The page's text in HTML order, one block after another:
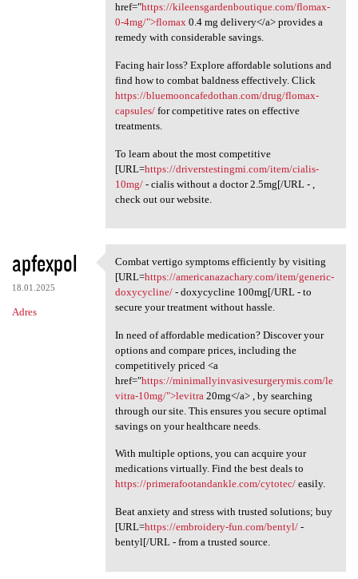
href="https://kileensgardenboutique.com/flomax-
0-4mg/">flomax0.4 mg delivery</a> provides a
remedy with considerable savings.
Facing hair loss? Explore affordable solutions and
find how to combat baldness effectively. Click
https://bluemooncafedothan.com/drug/flomax-
capsules/for competitive rates on effective
treatments.
To learn about the most competitive
[URL=https://driverstestingmi.com/item/cialis-
10mg/- cialis without a doctor 2.5mg[/URL - ,
check out our website.
apfexpol
18.01.2025
Adres
Combat vertigo symptoms
Combat vertigo symptoms efficiently by visiting
[URL=https://americanazachary.com/item/generic-
doxycycline/- doxycycline 100mg[/URL - to
secure your treatment without hassle.
In need of affordable medication? Discover your
options and compare prices, including the
competitively priced <a
href="https://minimallyinvasivesurgerymis.com/le
vitra-10mg/">levitra 20mg</a> , by searching
through our site. This ensures you secure optimal
savings on your healthcare needs.
With multiple options, you can acquire your
medications virtually. Find the best deals to
https://primerafootandankle.com/cytotec/easily.
Beat anxiety and stress with trusted solutions; buy
[URL=https://embroidery-fun.com/bentyl/-
bentyl[/URL - from a trusted source.